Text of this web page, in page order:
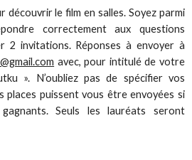
découvrir le film en salles. Soyez parmi
correctement aux questions
2 invitations. Réponses à envoyer à
avec, pour intitulé de votre
». N’oubliez pas de spécifier vos
places puissent vous être envoyées si
Seuls les lauréats seront